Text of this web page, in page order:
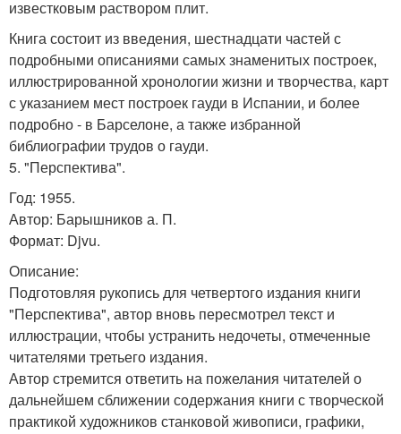
известковым раствором плит.
Книга состоит из введения, шестнадцати частей с
подробными описаниями самых знаменитых построек,
иллюстрированной хронологии жизни и творчества, карт
с указанием мест построек гауди в Испании, и более
подробно - в Барселоне, а также избранной
библиографии трудов о гауди.
5. "Перспектива".
Год: 1955.
Автор: Барышников а. П.
Формат: Djvu.
Описание:
Подготовляя рукопись для четвертого издания книги
"Перспектива", автор вновь пересмотрел текст и
иллюстрации, чтобы устранить недочеты, отмеченные
читателями третьего издания.
Автор стремится ответить на пожелания читателей о
дальнейшем сближении содержания книги с творческой
практикой художников станковой живописи, графики,